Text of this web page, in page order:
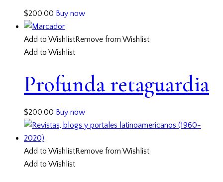
$200.00 Buy now
Add to WishlistRemove from Wishlist
Add to Wishlist
Profunda retaguardia
$200.00 Buy now
Add to WishlistRemove from Wishlist
Add to Wishlist